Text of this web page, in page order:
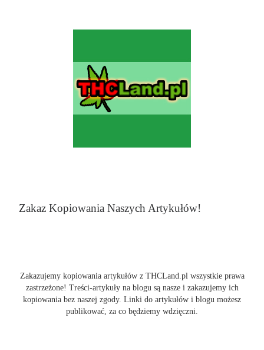
Zakaz Kopiowania Naszych Artykułów!
Zakazujemy kopiowania artykułów z THCLand.pl wszystkie prawa
zastrzeżone! Treści-artykuły na blogu są nasze i zakazujemy ich
kopiowania bez naszej zgody. Linki do artykułów i blogu możesz
publikować, za co będziemy wdzięczni.